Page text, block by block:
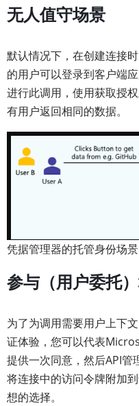
无人值守场景
默认情况下，在创建连接
的用户可以登录到客户端
进行此调用，使用获取授
有用户返回相同的数据。
凭据管理器的托管身份场景
参与（用户委托
为了为调用需要用户上下
证体验，您可以代表
提供一次同意，然后API管
将连接中的访问令牌附加
想的选择。